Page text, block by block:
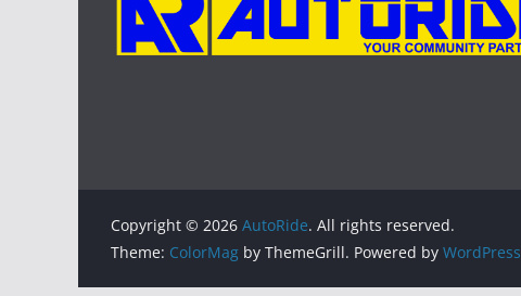
Copyright © 2026 AutoRide. All rights reserved.
Theme: ColorMag by ThemeGrill. Powered by WordPress